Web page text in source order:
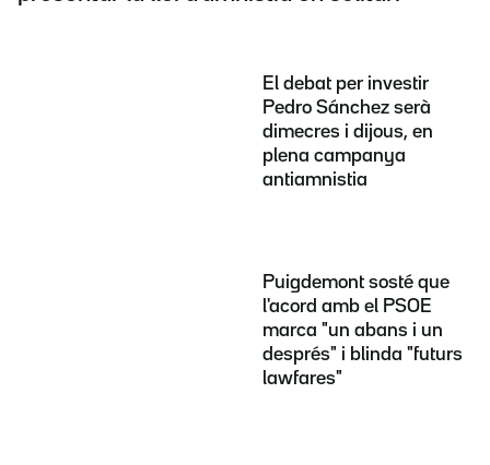
El debat per investir
Pedro Sánchez serà
dimecres i dijous, en
plena campanya
antiamnistia
Puigdemont sosté que
l'acord amb el PSOE
marca "un abans i un
després" i blinda "futurs
lawfares"